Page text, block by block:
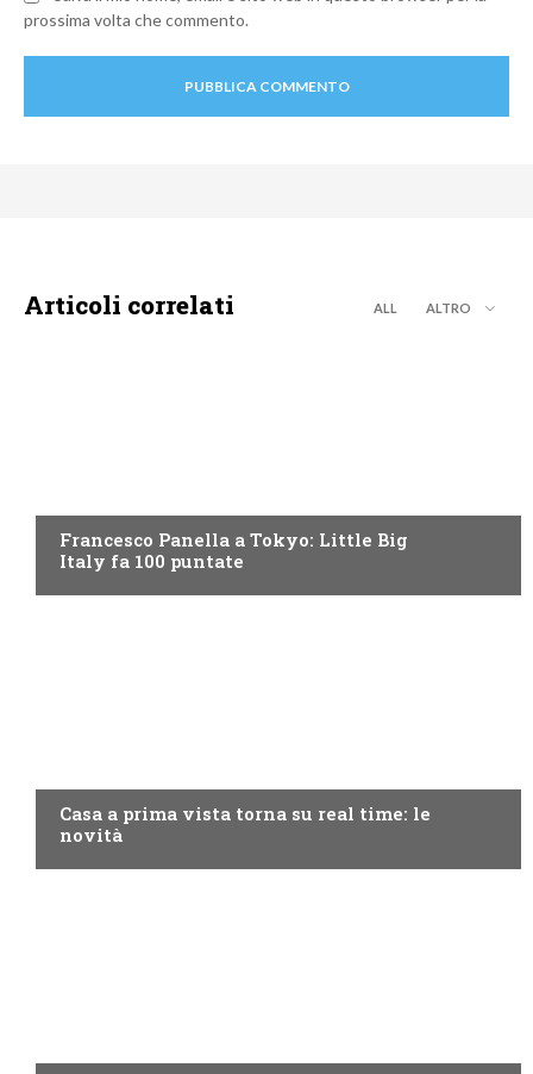
prossima volta che commento.
Articoli correlati ALL ALTRO
Francesco Panella a Tokyo: Little Big
Italy fa 100 puntate
Casa a prima vista torna su real time: le
novità